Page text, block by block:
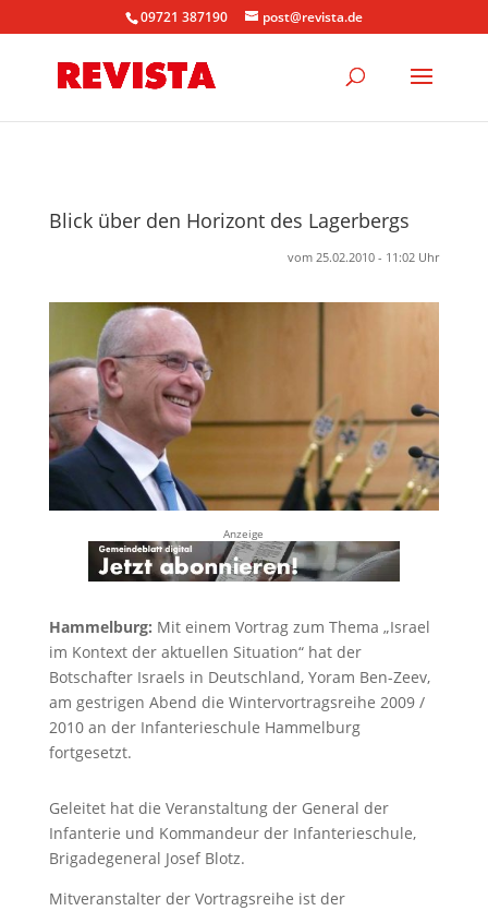
09721 387190 post@revista.de
Blick über den Horizont des Lagerbergs
vom 25.02.2010 - 11:02 Uhr
Anzeige
Hammelburg: Mit einem Vortrag zum Thema „Israel
im Kontext der aktuellen Situation“ hat der
Botschafter Israels in Deutschland, Yoram Ben-Zeev,
am gestrigen Abend die Wintervortragsreihe 2009 /
2010 an der Infanterieschule Hammelburg
fortgesetzt.
Geleitet hat die Veranstaltung der General der
Infanterie und Kommandeur der Infanterieschule,
Brigadegeneral Josef Blotz.
Mitveranstalter der Vortragsreihe ist der